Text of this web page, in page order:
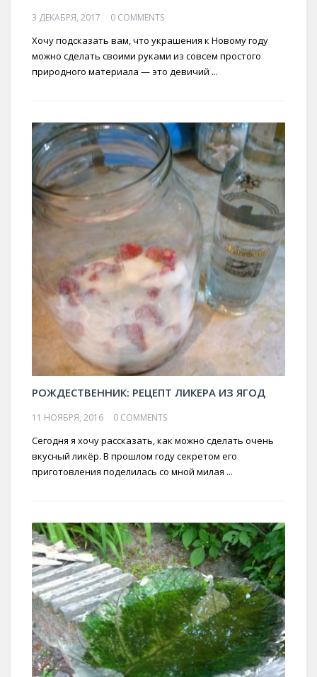
3 ДЕКАБРЯ, 2017 0 COMMENTS
Хочу подсказать вам, что украшения к Новому году
можно сделать своими руками из совсем простого
природного материала — это девичий ...
РОЖДЕСТВЕННИК: РЕЦЕПТ ЛИКЕРА ИЗ ЯГОД
11 НОЯБРЯ, 2016 0 COMMENTS
Сегодня я хочу рассказать, как можно сделать очень
вкусный ликёр. В прошлом году секретом его
приготовления поделилась со мной милая ...